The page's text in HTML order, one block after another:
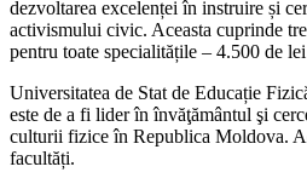
dezvoltarea excelenței în instruire și
activismului civic. Aceasta cuprinde
pentru toate specialitățile – 4.500 de lei
Universitatea de Stat de Educație
este de a fi lider în învăţământul şi
culturii fizice în Republica Moldova.
facultăți.